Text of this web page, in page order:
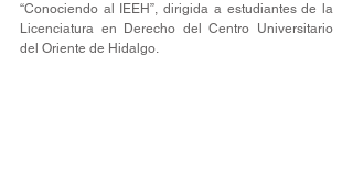
“Conociendo al IEEH”, dirigida a estudiantes de la
Licenciatura en Derecho del Centro Universitario
del Oriente de Hidalgo.